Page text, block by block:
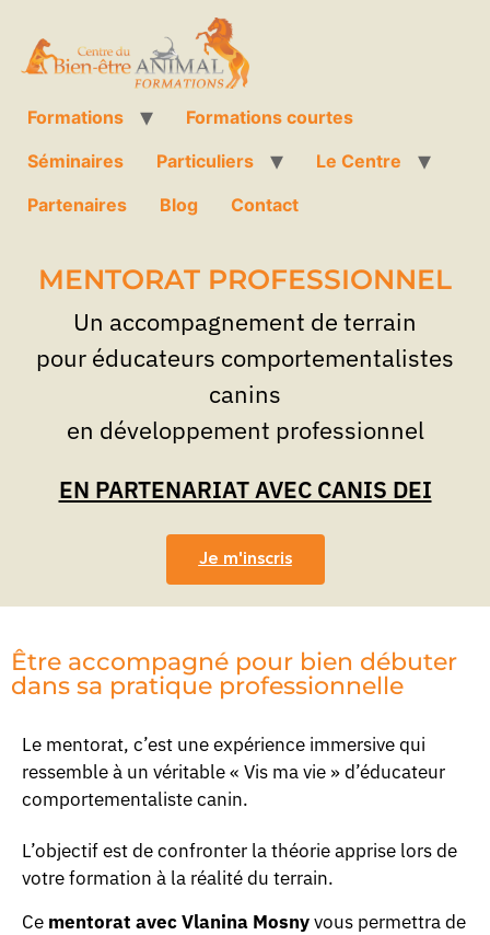
Formations
Formations courtes
Séminaires
Particuliers
Le Centre
Partenaires
Blog Contact
MENTORAT PROFESSIONNEL
Un accompagnement de terrain
pour éducateurs comportementalistes
canins
en développement professionnel
EN PARTENARIAT AVEC CANIS DEI
Je m'inscris
Être accompagné pour bien débuter
dans sa pratique professionnelle
Le mentorat, c’est une expérience immersive qui
ressemble à un véritable « Vis ma vie » d’éducateur
comportementaliste canin.
L’objectif est de confronter la théorie apprise lors de
votre formation à la réalité du terrain.
Ce mentorat avec Vlanina Mosnyvous permettra de